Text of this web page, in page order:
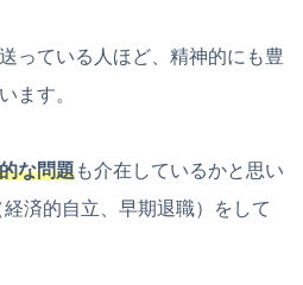
っている人ほど、精神的にも豊
ます。
な問題も介在しているかと思い
済的自立、早期退職）をして